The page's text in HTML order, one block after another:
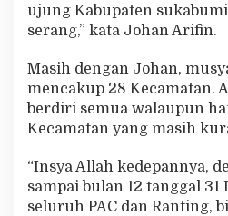
ujung Kabupaten
serang,” kata Johan Arifin.
Masih dengan Johan,
mencakup 28 Kecamatan.
berdiri semua walaupun
Kecamatan yang masih
“Insya Allah kedepannya,
sampai bulan 12 tanggal
seluruh PAC dan Ranting,